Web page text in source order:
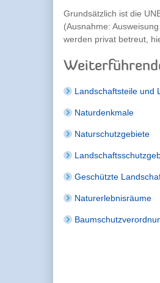
Grundsätzlich ist die
(Ausnahme:
werden privat betreut,
Landschaftsteile und
Naturdenkmale
Naturschutzgebiete
Geschützte
Naturerlebnisräume